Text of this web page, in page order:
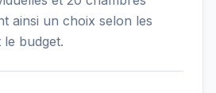
ainsi un choix selon les
budget.